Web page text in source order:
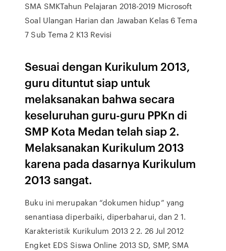
SMA SMKTahun Pelajaran 2018-2019 Microsoft
Soal Ulangan Harian dan Jawaban Kelas 6 Tema
7 Sub Tema 2 K13 Revisi
Sesuai dengan Kurikulum 2013,
guru dituntut siap untuk
melaksanakan bahwa secara
keseluruhan guru-guru PPKn di
SMP Kota Medan telah siap 2.
Melaksanakan Kurikulum 2013
karena pada dasarnya Kurikulum
2013 sangat.
Buku ini merupakan “dokumen hidup” yang
senantiasa diperbaiki, diperbaharui, dan 2 1.
Karakteristik Kurikulum 2013 2 2. 26 Jul 2012
Engket EDS Siswa Online 2013 SD, SMP, SMA